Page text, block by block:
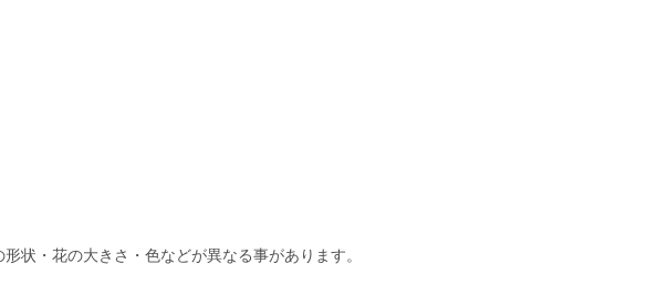
状・花の大きさ・色などが異なる事があります。